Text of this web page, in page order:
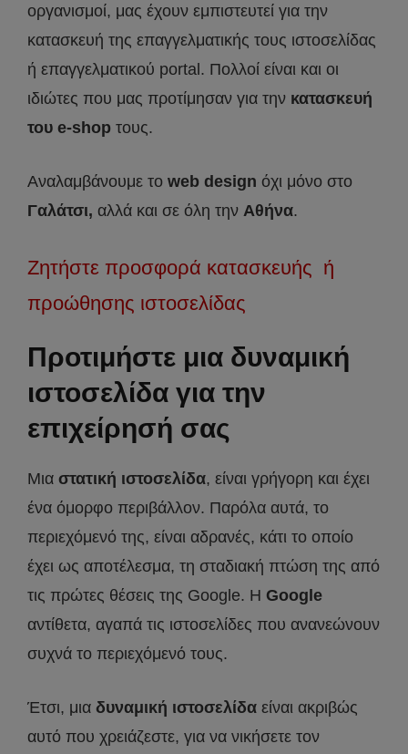
οργανισμοί, μας έχουν εμπιστευτεί για την
κατασκευή της επαγγελματικής τους ιστοσελίδας
ή επαγγελματικού portal. Πολλοί είναι και οι
ιδιώτες που μας προτίμησαν για την κατασκευή
του e-shop τους.
Αναλαμβάνουμε το web design όχι μόνο στο
Γαλάτσι, αλλά και σε όλη την Αθήνα.
Ζητήστε προσφορά κατασκευής ή
προώθησης ιστοσελίδας
Προτιμήστε μια δυναμική
ιστοσελίδα για την
επιχείρησή σας
Μια στατική ιστοσελίδα, είναι γρήγορη και έχει
ένα όμορφο περιβάλλον. Παρόλα αυτά, το
περιεχόμενό της, είναι αδρανές, κάτι το οποίο
έχει ως αποτέλεσμα, τη σταδιακή πτώση της από
τις πρώτες θέσεις της Google. H Google
αντίθετα, αγαπά τις ιστοσελίδες που ανανεώνουν
συχνά το περιεχόμενό τους.
Έτσι, μια δυναμική ιστοσελίδα είναι ακριβώς
αυτό που χρειάζεστε, για να νικήσετε τον